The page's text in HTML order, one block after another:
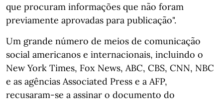
que procuram informações que não foram
previamente aprovadas para publicação".
Um grande número de meios de comunicação
social americanos e internacionais, incluindo o
New York Times, Fox News, ABC, CBS, CNN, NBC
e as agências Associated Press e a AFP,
recusaram-se a assinar o documento do